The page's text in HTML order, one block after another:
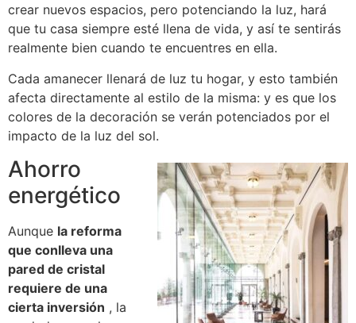
crear nuevos espacios, pero potenciando la luz, hará
que tu casa siempre esté llena de vida, y así te sentirás
realmente bien cuando te encuentres en ella.
Cada amanecer llenará de luz tu hogar, y esto también
afecta directamente al estilo de la misma: y es que los
colores de la decoración se verán potenciados por el
impacto de la luz del sol.
Ahorro
energético
Aunque la reforma
que conlleva una
pared de cristal
requiere de una
cierta inversión , la